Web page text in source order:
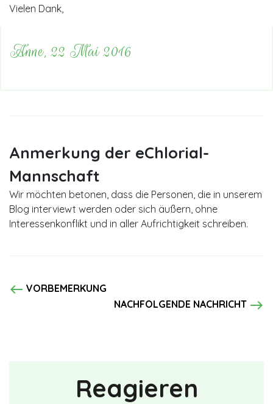
Vielen Dank,
Anne, 22 Mai 2016
Anmerkung der eChlorial-
Mannschaft
Wir möchten betonen, dass die Personen, die in unserem
Blog interviewt werden oder sich äußern, ohne
Interessenkonflikt und in aller Aufrichtigkeit schreiben.
west VORBEMERKUNG
NACHFOLGENDE NACHRICHT east
Reagieren